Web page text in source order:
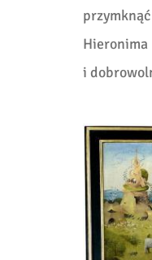
Hieronima
i